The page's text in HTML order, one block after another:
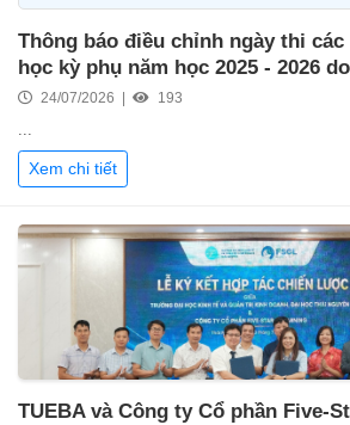
Thông báo điều chỉnh ngày thi
học kỳ phụ năm học 2025 - 2026
24/07/2026 | 193
...
Xem chi tiết
TUEBA và Công ty Cổ phần Five-